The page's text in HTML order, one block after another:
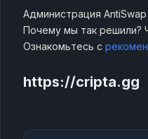
Администрация
Почему мы так решили?
Ознакомьтесь с
https://cripta.gg